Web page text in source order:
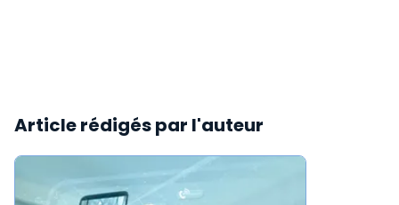
Article rédigés par l'auteur